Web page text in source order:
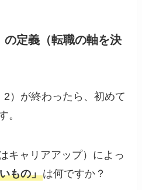
の定義（転職の軸を決
）が終わったら、初めて
。
キャリアアップ）によっ
もの」は何ですか？